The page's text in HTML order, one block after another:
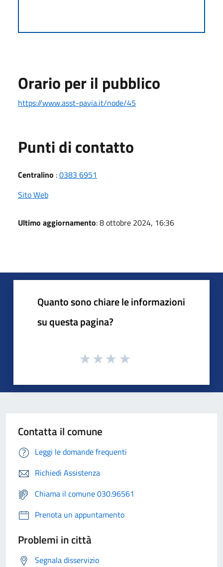
Orario per il pubblico
https://www.asst-pavia.it/node/45
Punti di contatto
Centralino :0383 6951
Sito Web
Ultimo aggiornamento: 8 ottobre 2024, 16:36
Quanto sono chiare le informazioni
su questa pagina?
Contatta il comune
Leggi le domande frequenti
Richiedi Assistenza
Chiama il comune 030.96561
Prenota un appuntamento
Problemi in città
Segnala disservizio